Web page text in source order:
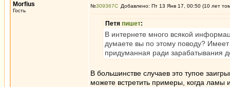
Morfius
Гость
№309367 Добавлено: Пт 13 Янв 17, 00:50 (10 лет
Петя пишет:
В интернете много всякой
думаете вы по этому поводу?
придуманная ради зарабатывания
В большинстве случаев это тупое
можете встретить примеры, когда ламы